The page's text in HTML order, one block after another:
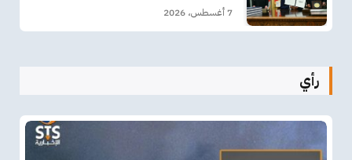
7 أغسطس، 2026
رأي